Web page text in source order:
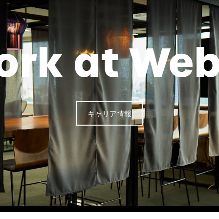
at
キャリア情報